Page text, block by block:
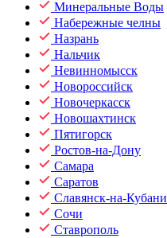
Минеральные Воды
Набережные челны
Назрань
Нальчик
Невинномысск
Новороссийск
Новочеркасск
Новошахтинск
Пятигорск
Ростов-на-Дону
Самара
Саратов
Славянск-на-Кубани
Сочи
Ставрополь